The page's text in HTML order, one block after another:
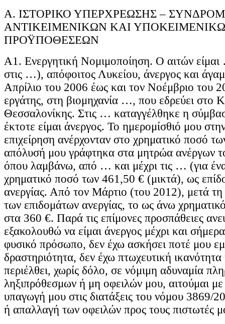
Α. ΙΣΤΟΡΙΚΟ ΥΠΕΡΧΡΕΩΣΗΣ –
ΑΝΤΙΚΕΙΜΕΝΙΚΩΝ ΚΑΙ
ΠΡΟΫΠΟΘΕΣΕΩΝ
Α1. Ενεργητική Νομιμοποίηση. Ο αιτών
στις …), απόφοιτος Λυκείου, άνεργος και
Απρίλιο του 2006 έως και τον Νοέμβριο του
εργάτης, στη βιομηχανία …, που εδρεύει στο
Θεσσαλονίκης. Στις … καταγγέλθηκε η
έκτοτε είμαι άνεργος. Το ημερομίσθιό μου
επιχείρηση ανέρχονταν στο χρηματικό ποσό
απόλυσή μου γράφτηκα στα μητρώα
όπου λαμβάνω, από … και μέχρι τις … (για
χρηματικό ποσό των 461,50 € (μικτά), ως
ανεργίας. Από τον Μάρτιο (του 2012), μετά τη
των επιδομάτων ανεργίας, το ως άνω
στα 360 €. Παρά τις επίμονες προσπάθειες
εξακολουθώ να είμαι άνεργος μέχρι και
φυσικό πρόσωπο, δεν έχω ασκήσει ποτέ μου
δραστηριότητα, δεν έχω πτωχευτική ικανότητα
περιέλθει, χωρίς δόλο, σε νόμιμη αδυναμία
ληξιπρόθεσμων ή μη οφειλών μου, αιτούμαι
υπαγωγή μου στις διατάξεις του νόμου 3869/
ή απαλλαγή των οφειλών προς τους πιστωτές